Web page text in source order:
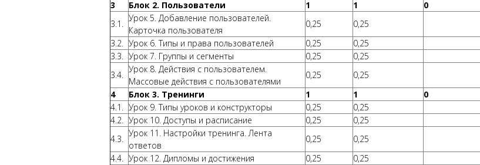
3
Блок 2. Пользователи 1 1 0
3.1.
Урок 5. Добавление пользователей.
Карточка пользователя
0,25 0,25
3.2. Урок 6. Типы и права пользователей 0,25 0,25
3.3. Урок 7. Группы и сегменты 0,25 0,25
3.4.
Урок 8. Действия с пользователем.
Массовые действия с пользователями
0,25 0,25
4
Блок 3. Тренинги 1 1 0
4.1. Урок 9. Типы уроков и конструкторы 0,25 0,25
4.2. Урок 10. Доступы и расписание 0,25 0,25
4.3.
Урок 11. Настройки тренинга. Лента
ответов
0,25 0,25
4.4. Урок 12. Дипломы и достижения 0,25 0,25